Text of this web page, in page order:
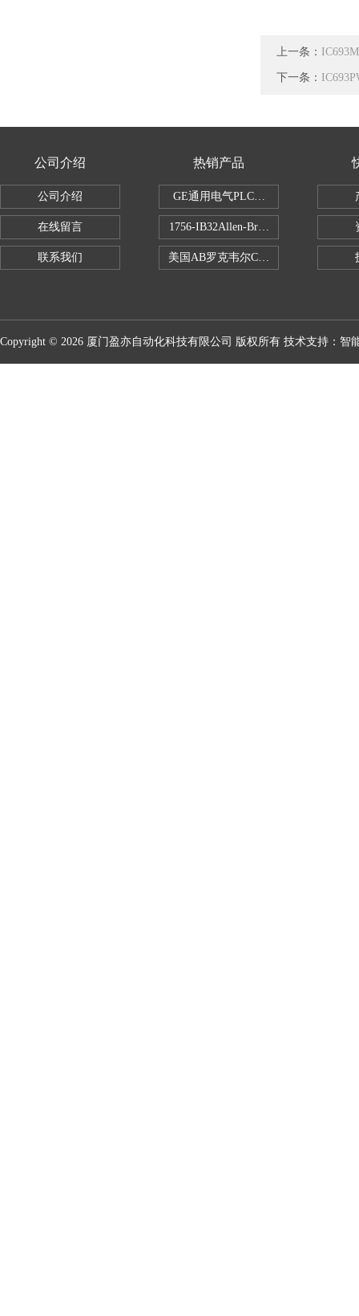
上一条：
下一条：
公司介绍
公司介绍
在线留言
联系我们
热销产品
GE通用电气PLC控制器
1756-IB32Allen-Bradley1756IB32数字
美国AB罗克韦尔CPU处理器
Copyright © 2026 厦门盈亦自动化科技有限公司 版权所有 技术支持： 智